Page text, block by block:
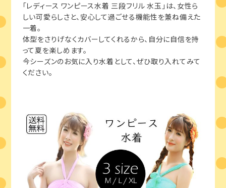
「レディース ワンピース水着 三段フリル 水玉」は、女性ら
しい可愛らしさと、安心して過ごせる機能性を兼ね備えた
一着。
体型をさりげなくカバーしてくれるから、自分に自信を持
って夏を楽しめます。
今シーズンのお気に入り水着として、ぜひ取り入れてみて
ください。